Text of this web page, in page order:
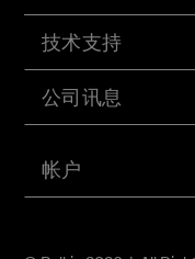
帐户
技术支持
公司讯息